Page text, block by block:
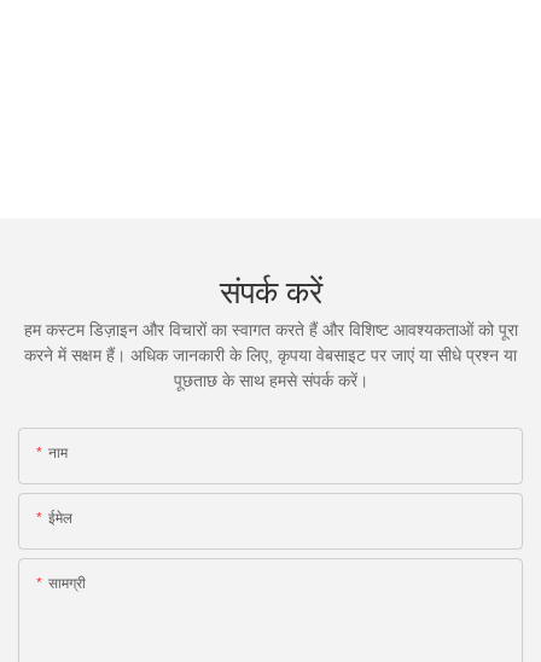
संपर्क करें
हम कस्टम डिज़ाइन और विचारों का स्वागत करते हैं और विशिष्ट आवश्यकताओं को पूरा
करने में सक्षम हैं। अधिक जानकारी के लिए, कृपया वेबसाइट पर जाएं या सीधे प्रश्न या
पूछताछ के साथ हमसे संपर्क करें।
नाम
ईमेल
सामग्री